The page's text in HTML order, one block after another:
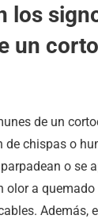
los
un
de un
de chispas o
o se
olor a
Además,